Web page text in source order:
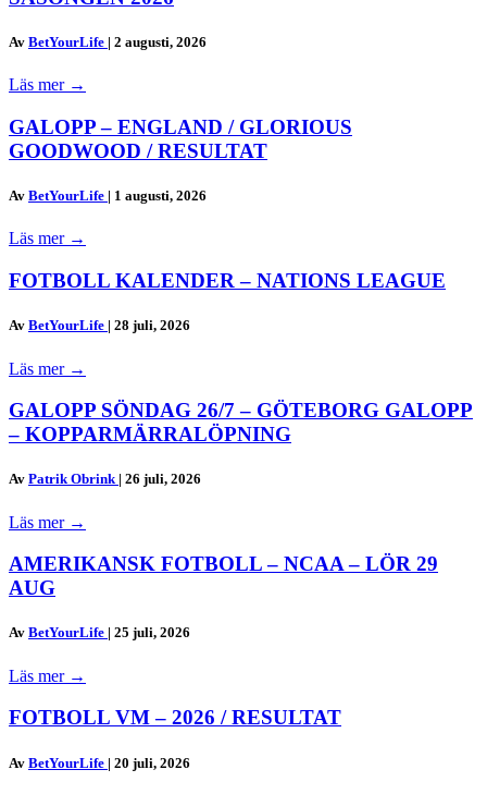
Av BetYourLife | 2 augusti, 2026
Läs mer →
GALOPP – ENGLAND / GLORIOUS
GOODWOOD / RESULTAT
Av BetYourLife | 1 augusti, 2026
Läs mer →
FOTBOLL KALENDER – NATIONS LEAGUE
Av BetYourLife | 28 juli, 2026
Läs mer →
GALOPP SÖNDAG 26/7 – GÖTEBORG GALOPP
– KOPPARMÄRRALÖPNING
Av Patrik Obrink | 26 juli, 2026
Läs mer →
AMERIKANSK FOTBOLL – NCAA – LÖR 29
AUG
Av BetYourLife | 25 juli, 2026
Läs mer →
FOTBOLL VM – 2026 / RESULTAT
Av BetYourLife | 20 juli, 2026